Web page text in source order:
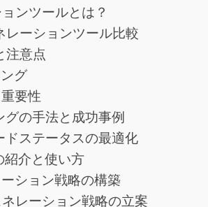
ンツールとは？
レーションツール比較
注意点
グ
要性
グの手法と成功事例
ドステータスの最適化
紹介と使い方
ション戦略の構築
レーション戦略の立案